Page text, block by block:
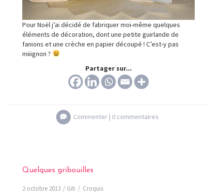
Pour Noël j’ai décidé de fabriquer moi-même quelques
éléments de décoration, dont une petite guirlande de
fanions et une crèche en papier découpé ! C’est-y pas
miiignon ?
Partager sur...
Commenter | 0 commentaires
Quelques gribouilles
2 octobre 2013 Gib Croquis